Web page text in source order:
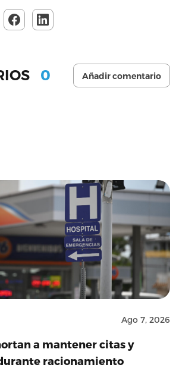
0 Añadir comentario
Ago 7, 2026
a mantener citas y
racionamiento